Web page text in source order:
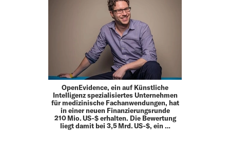
OpenEvidence, ein auf Künstliche
Intelligenz spezialisiertes Unternehmen
für medizinische Fachanwendungen, hat
in einer neuen Finanzierungsrunde
210 Mio. US‑$ erhalten. Die Bewertung
liegt damit bei 3,5 Mrd. US‑$, ein …